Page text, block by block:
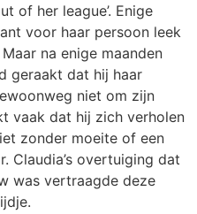
of her league’. Enige
voor haar persoon leek
na enige maanden
geraakt dat hij haar
niet om zijn
vaak dat hij zich verholen
zonder moeite of een
Claudia’s overtuiging dat
was vertraagde deze